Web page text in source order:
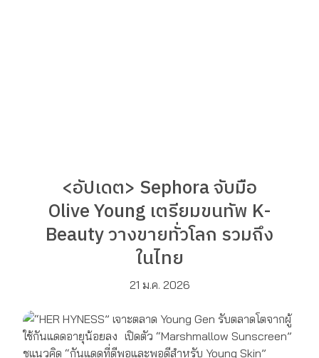
<อัปเดต> Sephora จับมือ
Olive Young เตรียมขนทัพ K-
Beauty วางขายทั่วโลก รวมถึง
ในไทย
21 ม.ค. 2026